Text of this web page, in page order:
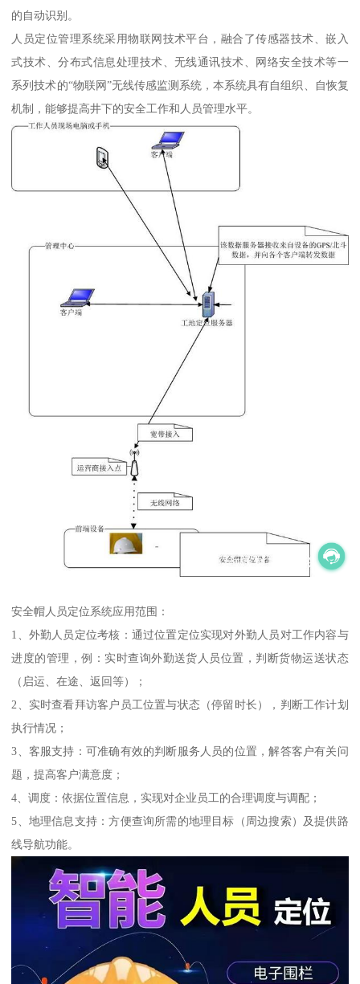
的自动识别。
人员定位管理系统采用物联网技术平台，融合了传感器技术、嵌入
式技术、分布式信息处理技术、无线通讯技术、网络安全技术等一
系列技术的“物联网”无线传感监测系统，本系统具有自组织、自恢复
机制，能够提高井下的安全工作和人员管理水平。
安全帽人员定位系统应用范围：
1、外勤人员定位考核：通过位置定位实现对外勤人员对工作内容与
进度的管理，例：实时查询外勤送货人员位置，判断货物运送状态
（启运、在途、返回等）；
2、实时查看拜访客户员工位置与状态（停留时长），判断工作计划
执行情况；
3、客服支持：可准确有效的判断服务人员的位置，解答客户有关问
题，提高客户满意度；
4、调度：依据位置信息，实现对企业员工的合理调度与调配；
5、地理信息支持：方便查询所需的地理目标（周边搜索）及提供路
线导航功能。